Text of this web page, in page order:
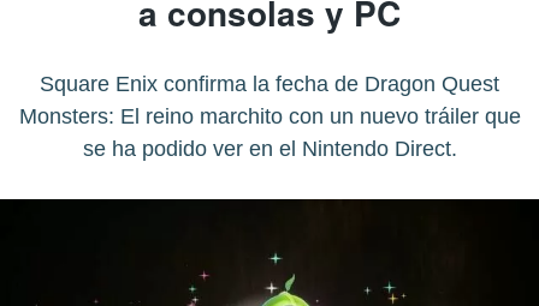
a consolas y PC
Square Enix confirma la fecha de Dragon Quest
Monsters: El reino marchito con un nuevo tráiler que
se ha podido ver en el Nintendo Direct.